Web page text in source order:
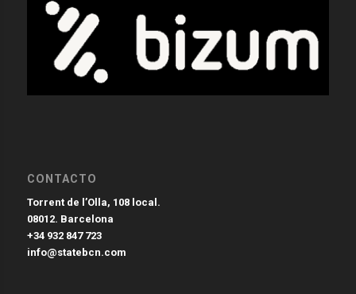
CONTACTO
Torrent de l’Olla, 108 local.
08012. Barcelona
+34 932 847 723
info@statebcn.com